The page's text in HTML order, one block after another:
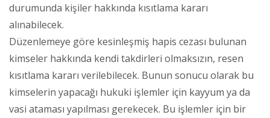
durumunda kişiler hakkında kısıtlama kararı
alınabilecek.
Düzenlemeye göre kesinleşmiş hapis cezası bulunan
kimseler hakkında kendi takdirleri olmaksızın, resen
kısıtlama kararı verilebilecek. Bunun sonucu olarak bu
kimselerin yapacağı hukuki işlemler için kayyum ya da
vasi ataması yapılması gerekecek. Bu işlemler için bir